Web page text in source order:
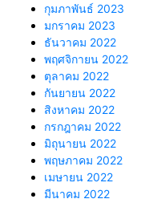
กุมภาพันธ์ 2023
มกราคม 2023
ธันวาคม 2022
พฤศจิกายน 2022
ตุลาคม 2022
กันยายน 2022
สิงหาคม 2022
กรกฎาคม 2022
มิถุนายน 2022
พฤษภาคม 2022
เมษายน 2022
มีนาคม 2022